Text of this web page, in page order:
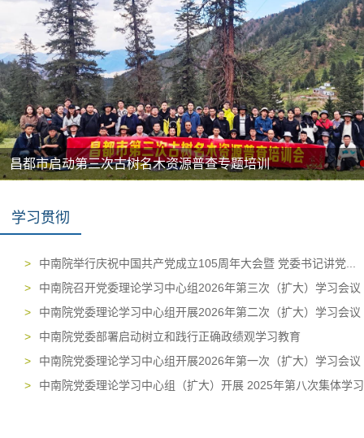
昌都市启动第三次古树名木资源普查专题培训
学习贯彻
>
中南院举行庆祝中国共产党成立105周年大会暨 党委书记讲党...
>
中南院召开党委理论学习中心组2026年第三次（扩大）学习会议
>
中南院党委理论学习中心组开展2026年第二次（扩大）学习会议
>
中南院党委部署启动树立和践行正确政绩观学习教育
>
中南院党委理论学习中心组开展2026年第一次（扩大）学习会议
>
中南院党委理论学习中心组（扩大）开展 2025年第八次集体学习